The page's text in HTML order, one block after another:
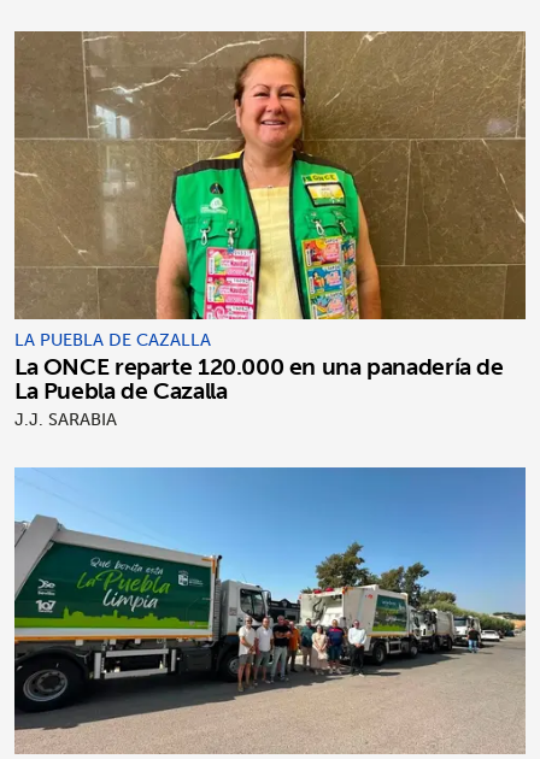
LA PUEBLA DE CAZALLA
La ONCE reparte 120.000 en una panadería de
La Puebla de Cazalla
J.J. SARABIA